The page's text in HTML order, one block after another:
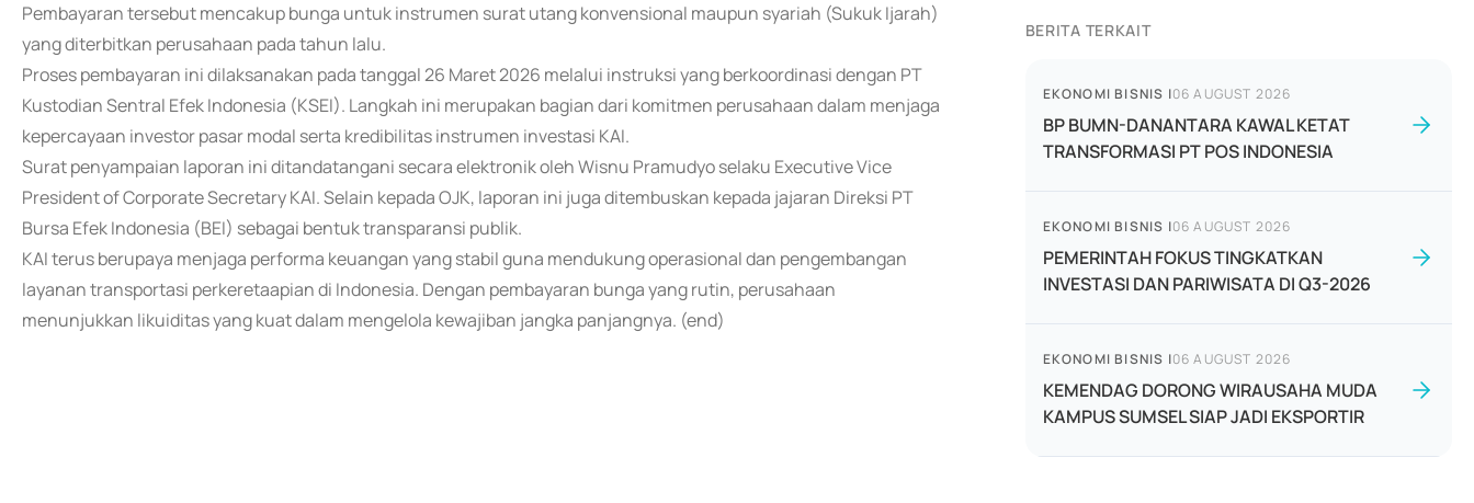
Pembayaran tersebut mencakup bunga untuk instrumen surat utang konvensional maupun syariah (Sukuk Ijarah)
yang diterbitkan perusahaan pada tahun lalu.
Proses pembayaran ini dilaksanakan pada tanggal 26 Maret 2026 melalui instruksi yang berkoordinasi dengan PT
Kustodian Sentral Efek Indonesia (KSEI). Langkah ini merupakan bagian dari komitmen perusahaan dalam menjaga
kepercayaan investor pasar modal serta kredibilitas instrumen investasi KAI.
Surat penyampaian laporan ini ditandatangani secara elektronik oleh Wisnu Pramudyo selaku Executive Vice
President of Corporate Secretary KAI. Selain kepada OJK, laporan ini juga ditembuskan kepada jajaran Direksi PT
Bursa Efek Indonesia (BEI) sebagai bentuk transparansi publik.
KAI terus berupaya menjaga performa keuangan yang stabil guna mendukung operasional dan pengembangan
layanan transportasi perkeretaapian di Indonesia. Dengan pembayaran bunga yang rutin, perusahaan
menunjukkan likuiditas yang kuat dalam mengelola kewajiban jangka panjangnya. (end)
BERITA TERKAIT
EKONOMI BISNIS |06 AUGUST 2026
BP BUMN-DANANTARA KAWAL KETAT
TRANSFORMASI PT POS INDONESIA
EKONOMI BISNIS |06 AUGUST 2026
PEMERINTAH FOKUS TINGKATKAN
INVESTASI DAN PARIWISATA DI Q3-2026
EKONOMI BISNIS |06 AUGUST 2026
KEMENDAG DORONG WIRAUSAHA MUDA
KAMPUS SUMSEL SIAP JADI EKSPORTIR